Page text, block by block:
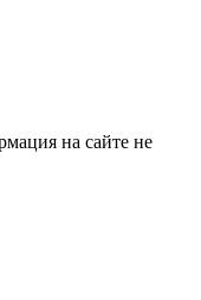
на сайте не